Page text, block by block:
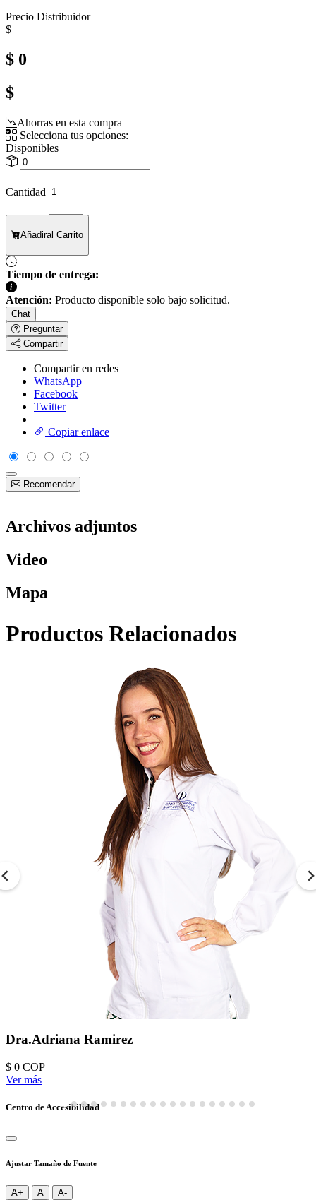
Precio Distribuidor
$
$ 0
$
Ahorras en esta compra
Selecciona tus opciones:
Disponibles
Cantidad
Añadiral Carrito
Tiempo de entrega:
Atención: Producto disponible solo bajo solicitud.
Chat
Preguntar
Compartir
Compartir en redes
WhatsApp
Facebook
Twitter
Copiar enlace
Recomendar
Archivos adjuntos
Video
Mapa
Productos Relacionados
Dra.Adriana Ramirez
$ 0 COP
Ver más
Centro de Accesibilidad
Ajustar Tamaño de Fuente
A+ A A-